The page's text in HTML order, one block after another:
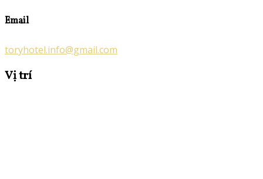
Email
toryhotel.info@gmail.com
Vị trí